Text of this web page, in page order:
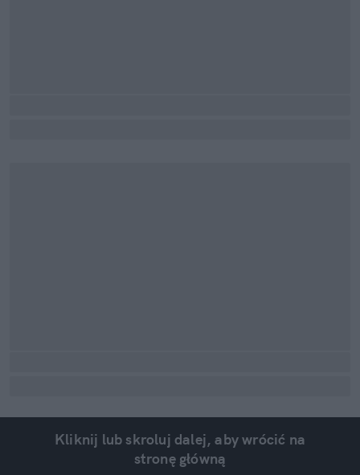
Kliknij lub skroluj dalej, aby wrócić na
stronę główną